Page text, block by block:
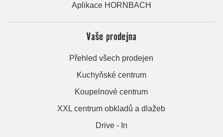
Aplikace HORNBACH
Vaše prodejna
Přehled všech prodejen
Kuchyňské centrum
Koupelnové centrum
XXL centrum obkladů a dlažeb
Drive - In